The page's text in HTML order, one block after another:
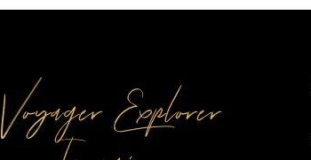
Voyager Explorer